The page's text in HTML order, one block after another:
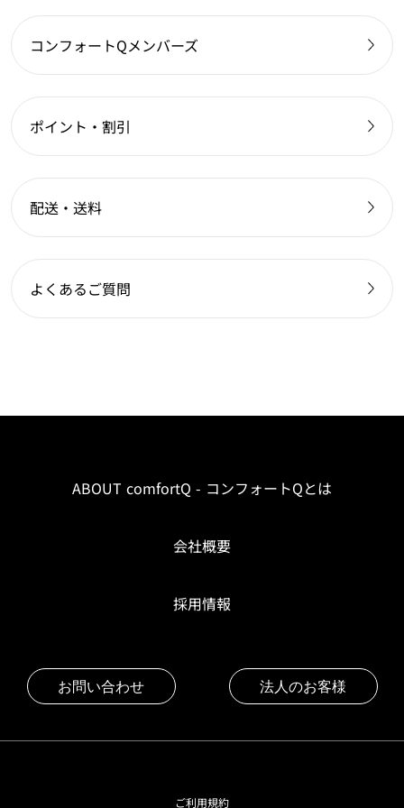
コンフォートQメンバーズ
ポイント・割引
配送・送料
よくあるご質問
ABOUT comfortQ - コンフォートQとは
会社概要
採用情報
お問い合わせ 法人のお客様
ご利用規約